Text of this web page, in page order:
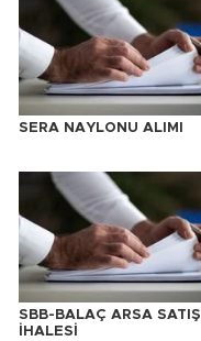
SERA NAYLONU ALIMI
SBB-BALAÇ ARSA SATIŞI
İHALESİ